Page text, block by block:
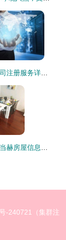
-240721（集群注